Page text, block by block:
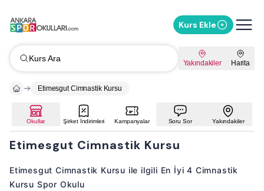
Kurs Ekle
Kurs Ara Yakındakiler Harita
Etimesgut Cimnastik Kursu
Okullar Şirket İndirimleri Kampanyalar Soru Sor Yakındakiler
Etimesgut Cimnastik Kursu
Etimesgut Cimnastik Kursu ile ilgili En İyi 4 Cimnastik
Kursu Spor Okulu